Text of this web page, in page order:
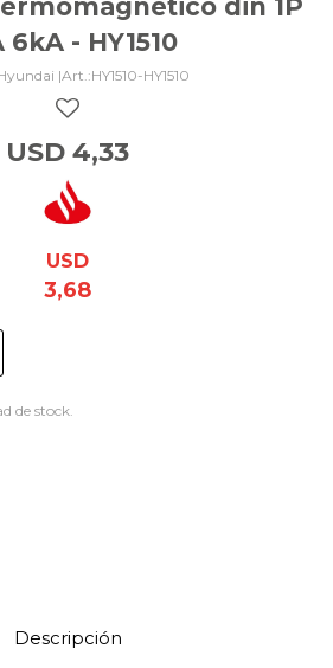
din 1P
6kA - HY1510
| HY1510-HY1510
USD 4,33
USD
3,68
de stock.
Descripción